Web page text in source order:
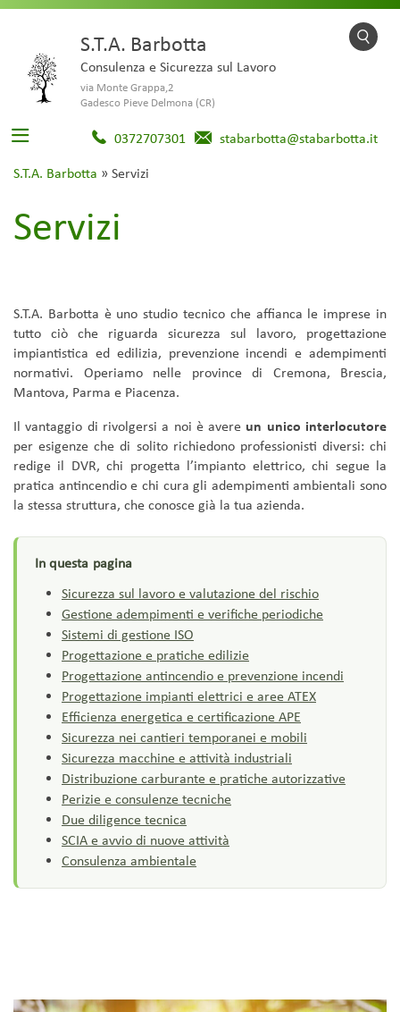
S.T.A. Barbotta
Consulenza e Sicurezza sul Lavoro
via Monte Grappa,2
Gadesco Pieve Delmona (CR)
0372707301 stabarbotta@stabarbotta.it
S.T.A. Barbotta » Servizi
Servizi
S.T.A. Barbotta è uno studio tecnico che affianca le imprese in
tutto ciò che riguarda sicurezza sul lavoro, progettazione
impiantistica ed edilizia, prevenzione incendi e adempimenti
normativi. Operiamo nelle province di Cremona, Brescia,
Mantova, Parma e Piacenza.
Il vantaggio di rivolgersi a noi è avere un unico interlocutore
per esigenze che di solito richiedono professionisti diversi: chi
redige il DVR, chi progetta l’impianto elettrico, chi segue la
pratica antincendio e chi cura gli adempimenti ambientali sono
la stessa struttura, che conosce già la tua azienda.
Sicurezza sul lavoro e valutazione del rischio
Gestione adempimenti e verifiche periodiche
Sistemi di gestione ISO
Progettazione e pratiche edilizie
Progettazione antincendio e prevenzione incendi
Progettazione impianti elettrici e aree ATEX
Efficienza energetica e certificazione APE
Sicurezza nei cantieri temporanei e mobili
Sicurezza macchine e attività industriali
Distribuzione carburante e pratiche autorizzative
Perizie e consulenze tecniche
Due diligence tecnica
SCIA e avvio di nuove attività
Consulenza ambientale